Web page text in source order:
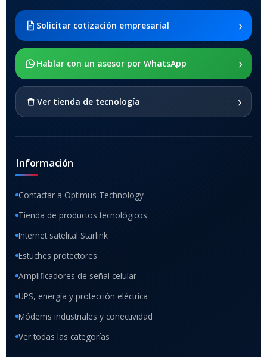
2021 SM-x200 / Samsung
Galaxy Tab A8 10.5 2021 SM-
x205
SOPORTE DE APOYO
Solicitar cotización empresarial ›
Hablar con un asesor por WhatsApp ›
Ver tienda de tecnología ›
Información
Contactar a Optimus Technology
Tienda de productos tecnológicos
Internet satelital Starlink
Estuches protectores
Amplificadores de señal celular
UPS, energía y protección eléctrica
Módems industriales y conectividad
Ver todas las categorías